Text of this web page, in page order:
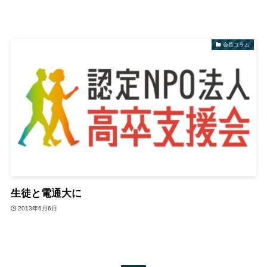
会長コラム
生徒と電通大に
2013年6月6日